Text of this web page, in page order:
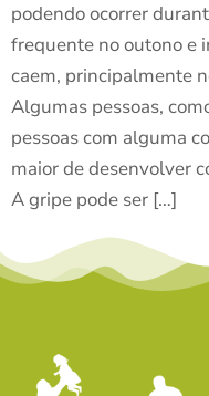
podendo ocorrer
frequente no outono e
caem, principalmente
Algumas pessoas,
pessoas com alguma
maior de desenvolver
A gripe pode ser […]